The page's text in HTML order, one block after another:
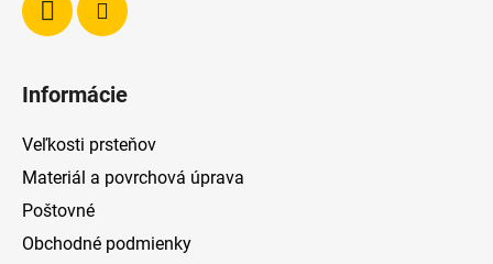
Informácie
Veľkosti prsteňov
Materiál a povrchová úprava
Poštovné
Obchodné podmienky